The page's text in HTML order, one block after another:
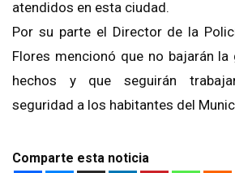
atendidos en esta ciudad.
Por su parte el Director de la
Flores mencionó que no bajarán
hechos y que seguirán
seguridad a los habitantes del
Comparte esta noticia